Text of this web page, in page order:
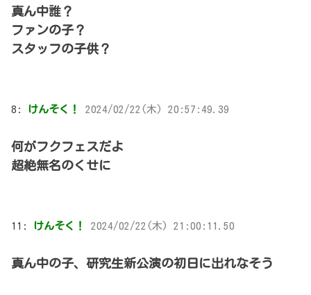
真ん中誰？
ファンの子？
スタッフの子供？
8: けんそく！ 2024/02/22(木) 20:57:49.39
何がフクフェスだよ
超絶無名のくせに
11: けんそく！ 2024/02/22(木) 21:00:11.50
真ん中の子、研究生新公演の初日に出れなそう